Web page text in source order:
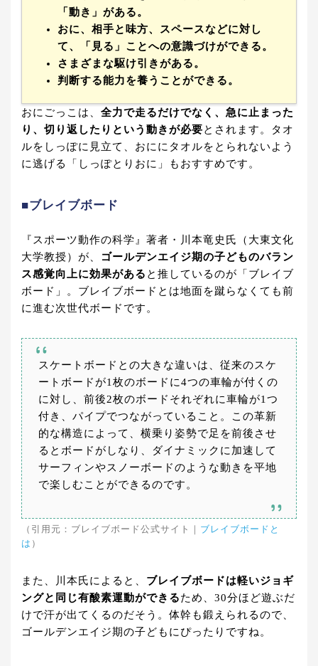
「動き」がある。
おに、相手と味方、スペースなどに対し
て、「見る」ことへの意識づけができる。
さまざまな駆け引きがある。
判断する能力を養うことができる。
おにごっこは、 全力で走るだけでなく、急に止まった
り、切り返したりという動きが必要とされます。タオ
ルをしっぽに見立て、おににタオルをとられないよう
に逃げる「しっぽとりおに」もおすすめです。
■ブレイブボード
『スポーツ動作の科学』著者・川本竜史氏（大東文化
大学教授）が、
ゴールデンエイジ期の子どものバラン
ス感覚向上に効果がある と推しているのが「ブレイブ
ボード」。ブレイブボードとは地面を蹴らなくても前
に進む次世代ボードです。
スケートボードとの大きな違いは、従来のスケ
ートボードが1枚のボードに4つの車輪が付くの
に対し、前後2枚のボードそれぞれに車輪が1つ
付き、パイプでつながっていること。この革新
的な構造によって、横乗り姿勢で足を前後させ
るとボードがしなり、ダイナミックに加速して
サーフィンやスノーボードのような動きを平地
で楽しむことができるのです。
（引用元：ブレイブボード公式サイト｜ ブレイブボードと
は ）
また、川本氏によると、 ブレイブボードは軽いジョギ
ングと同じ有酸素運動ができるため、30分ほど遊ぶだ
けで汗が出てくるのだそう。体幹も鍛えられるので、
ゴールデンエイジ期の子どもにぴったりですね。